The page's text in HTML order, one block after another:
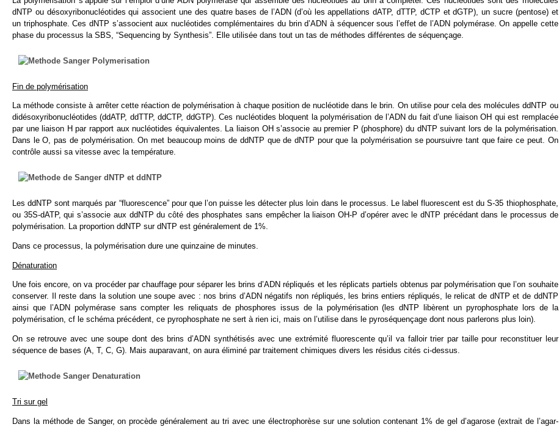
dNTP ou désoxyribonucléotides qui associent une des quatre bases de l’ADN (d’où les appellations dATP, dTTP, dCTP et dGTP), un sucre (pentose) et
un triphosphate. Ces dNTP s’associent aux nucléotides complémentaires du brin d’ADN à séquencer sous l’effet de l’ADN polymérase. On appelle cette
phase du processus la SBS, “Sequencing by Synthesis”. Elle utilisée dans tout un tas de méthodes différentes de séquençage.
Fin de polymérisation
La méthode consiste à arrêter cette réaction de polymérisation à chaque position de nucléotide dans le brin. On utilise pour cela des molécules ddNTP ou
didésoxyribonucléotides (ddATP, ddTTP, ddCTP, ddGTP). Ces nucléotides bloquent la polymérisation de l’ADN du fait d’une liaison OH qui est remplacée
par une liaison H par rapport aux nucléotides équivalentes. La liaison OH s’associe au premier P (phosphore) du dNTP suivant lors de la polymérisation.
Dans le O, pas de polymérisation. On met beaucoup moins de ddNTP que de dNTP pour que la polymérisation se poursuivre tant que faire ce peut. On
contrôle aussi sa vitesse avec la température.
Les ddNTP sont marqués par “fluorescence” pour que l’on puisse les détecter plus loin dans le processus. Le label fluorescent est du S-35 thiophosphate,
ou 35S-dATP, qui s’associe aux ddNTP du côté des phosphates sans empêcher la liaison OH-P d’opérer avec le dNTP précédant dans le processus de
polymérisation. La proportion ddNTP sur dNTP est généralement de 1%.
Dans ce processus, la polymérisation dure une quinzaine de minutes.
Dénaturation
Une fois encore, on va procéder par chauffage pour séparer les brins d’ADN répliqués et les réplicats partiels obtenus par polymérisation que l’on souhaite
conserver. Il reste dans la solution une soupe avec : nos brins d’ADN négatifs non répliqués, les brins entiers répliqués, le relicat de dNTP et de ddNTP
ainsi que l’ADN polymérase sans compter les reliquats de phosphores issus de la polymérisation (les dNTP libèrent un pyrophosphate lors de la
polymérisation, cf le schéma précédent, ce pyrophosphate ne sert à rien ici, mais on l’utilise dans le pyroséquençage dont nous parlerons plus loin).
On se retrouve avec une soupe dont des brins d’ADN synthétisés avec une extrémité fluorescente qu’il va falloir trier par taille pour reconstituer leur
séquence de bases (A, T, C, G). Mais auparavant, on aura éliminé par traitement chimiques divers les résidus cités ci-dessus.
Tri sur gel
Dans la méthode de Sanger, on procède généralement au tri avec une électrophorèse sur une solution contenant 1% de gel d’agarose (extrait de l’agar-